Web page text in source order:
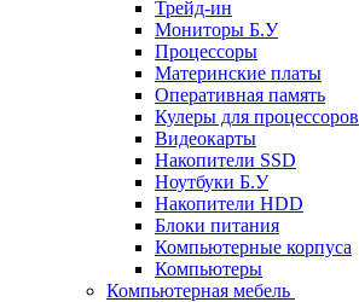
Трейд-ин
Мониторы Б.У
Процессоры
Материнские платы
Оперативная память
Кулеры для процессоров
Видеокарты
Накопители SSD
Ноутбуки Б.У
Накопители HDD
Блоки питания
Компьютерные корпуса
Компьютеры
Компьютерная мебель